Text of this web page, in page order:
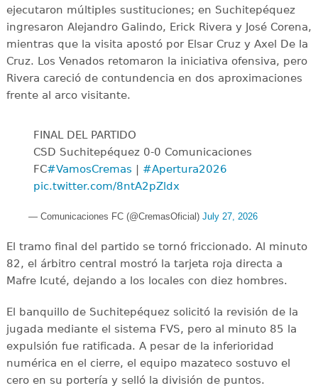
ejecutaron múltiples sustituciones; en Suchitepéquez
ingresaron Alejandro Galindo, Erick Rivera y José Corena,
mientras que la visita apostó por Elsar Cruz y Axel De la
Cruz. Los Venados retomaron la iniciativa ofensiva, pero
Rivera careció de contundencia en dos aproximaciones
frente al arco visitante.
FINAL DEL PARTIDO
CSD Suchitepéquez 0-0 Comunicaciones
FC#VamosCremas
#Apertura2026
pic.twitter.com/8ntA2pZldx
— Comunicaciones FC (@CremasOficial) July 27, 2026
El tramo final del partido se tornó friccionado. Al minuto
82, el árbitro central mostró la tarjeta roja directa a
Mafre Icuté, dejando a los locales con diez hombres.
El banquillo de Suchitepéquez solicitó la revisión de la
jugada mediante el sistema FVS, pero al minuto 85 la
expulsión fue ratificada. A pesar de la inferioridad
numérica en el cierre, el equipo mazateco sostuvo el
cero en su portería y selló la división de puntos.